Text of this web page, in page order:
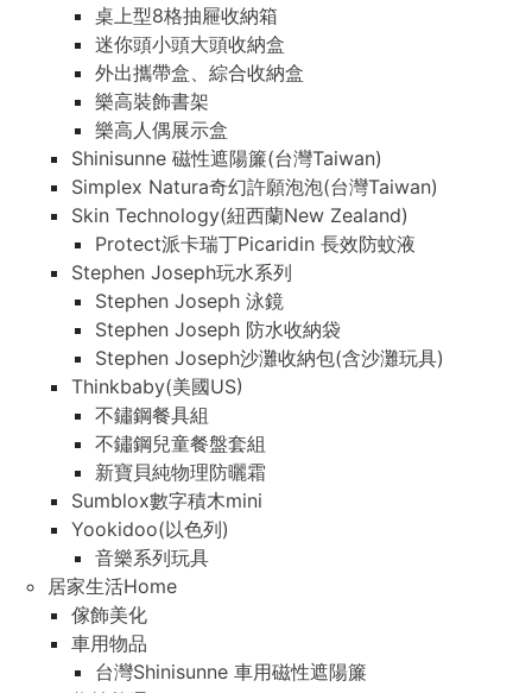
桌上型8格抽屜收納箱
迷你頭小頭大頭收納盒
外出攜帶盒、綜合收納盒
樂高裝飾書架
樂高人偶展示盒
Shinisunne 磁性遮陽簾(台灣Taiwan)
Simplex Natura奇幻許願泡泡(台灣Taiwan)
Skin Technology(紐西蘭New Zealand)
Protect派卡瑞丁Picaridin 長效防蚊液
Stephen Joseph玩水系列
Stephen Joseph 泳鏡
Stephen Joseph 防水收納袋
Stephen Joseph沙灘收納包(含沙灘玩具)
Thinkbaby(美國US)
不鏽鋼餐具組
不鏽鋼兒童餐盤套組
新寶貝純物理防曬霜
Sumblox數字積木mini
Yookidoo(以色列)
音樂系列玩具
居家生活Home
傢飾美化
車用物品
台灣Shinisunne 車用磁性遮陽簾